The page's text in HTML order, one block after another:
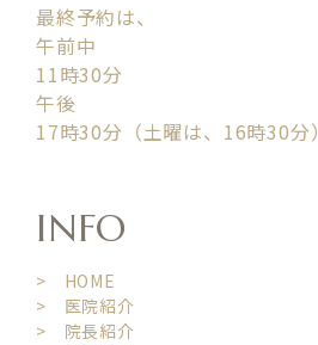
最終予約は、
午前中
11時30分
午後
17時30分（土曜は、16時30分）
INFO
> HOME
> 医院紹介
> 院長紹介